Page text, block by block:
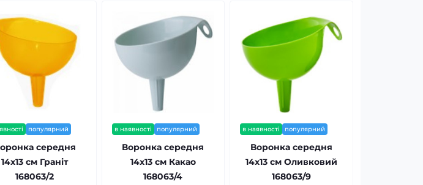
популярний
середня
14x13 см Граніт
168063/2
в наявності популярний
Воронка середня
14x13 см Какао
168063/4
в наявності популярний
Воронка середня
14x13 см Оливковий
168063/9